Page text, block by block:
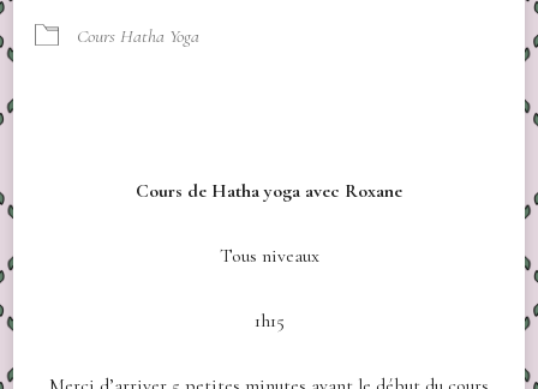
Cours Hatha Yoga
Cours de Hatha yoga avec Roxane
Tous niveaux
1h15